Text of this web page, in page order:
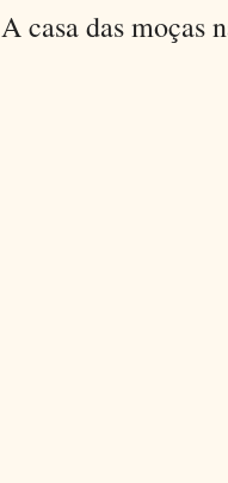
A casa das moças